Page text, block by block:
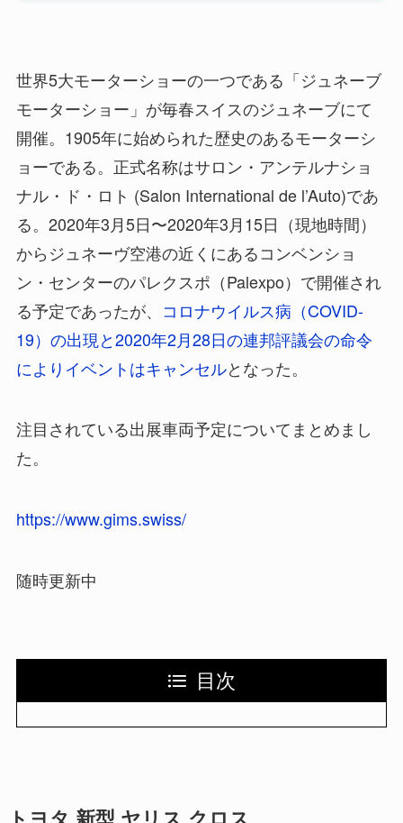
世界5大モーターショーの一つである「ジュネーブ
モーターショー」が毎春スイスのジュネーブにて
開催。1905年に始められた歴史のあるモーターシ
ョーである。正式名称はサロン・アンテルナショ
ナル・ド・ロト (Salon International de l’Auto)であ
る。2020年3月5日〜2020年3月15日（現地時間）
からジュネーヴ空港の近くにあるコンベンショ
ン・センターのパレクスポ（Palexpo）で開催され
る予定であったが、 コロナウイルス病（COVID-
19）の出現と2020年2月28日の連邦評議会の命令
によりイベントはキャンセルとなった。
注目されている出展車両予定についてまとめまし
た。
https://www.gims.swiss/
随時更新中
目次